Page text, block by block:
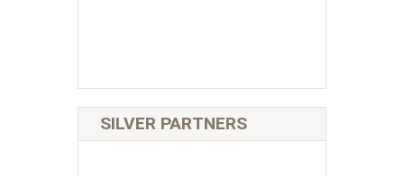
SILVER PARTNERS